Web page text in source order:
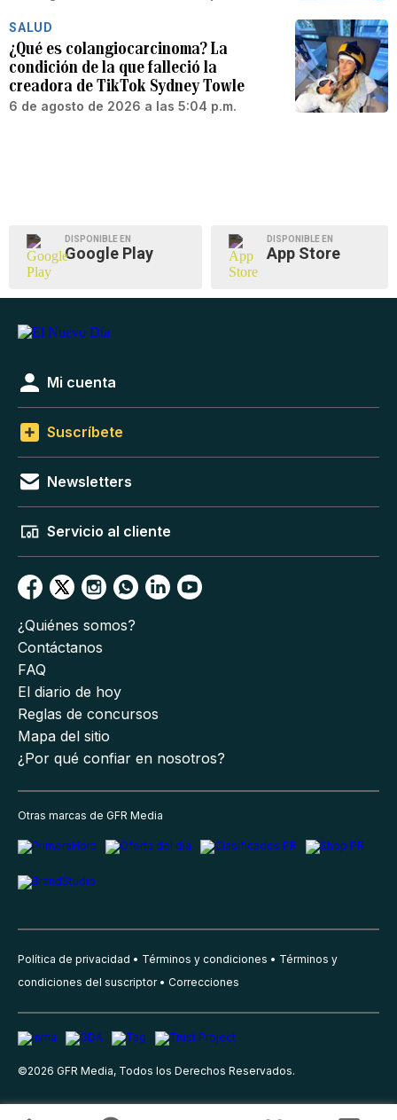
SALUD
¿Qué es colangiocarcinoma? La
condición de la que falleció la
creadora de TikTok Sydney Towle
6 de agosto de 2026 a las 5:04 p.m.
DISPONIBLE EN
Google Play
DISPONIBLE EN
App Store
Mi cuenta
Suscríbete
Newsletters
Servicio al cliente
¿Quiénes somos?
Contáctanos
FAQ
El diario de hoy
Reglas de concursos
Mapa del sitio
¿Por qué confiar en nosotros?
Otras marcas de GFR Media
Política de privacidad Términos y condiciones
Términos y
condiciones del suscriptor
Correcciones
©2026 GFR Media, Todos los Derechos Reservados.